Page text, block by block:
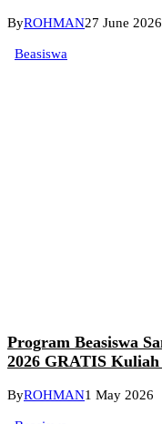
ByROHMAN27 June 2026
Beasiswa
Program Beasiswa
2026 GRATIS
ByROHMAN1 May 2026